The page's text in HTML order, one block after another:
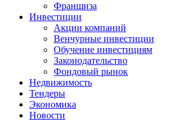
Франшиза
Инвестиции
Акции компаний
Венчурные инвестиции
Обучение инвестициям
Законодательство
Фондовый рынок
Недвижимость
Тендеры
Экономика
Новости